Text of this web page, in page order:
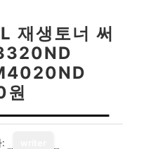
재생토너 써